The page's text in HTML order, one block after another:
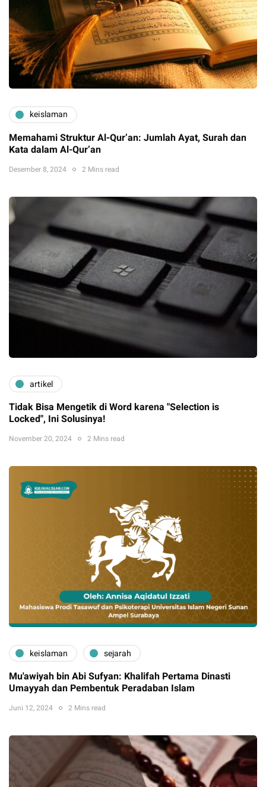
keislaman
Memahami Struktur Al-Qur’an: Jumlah Ayat, Surah dan
Kata dalam Al-Qur’an
Desember 8, 2024 2 Mins read
artikel
Tidak Bisa Mengetik di Word karena "Selection is
Locked", Ini Solusinya!
November 20, 2024 2 Mins read
keislaman sejarah
Mu'awiyah bin Abi Sufyan: Khalifah Pertama Dinasti
Umayyah dan Pembentuk Peradaban Islam
Juni 12, 2024 2 Mins read